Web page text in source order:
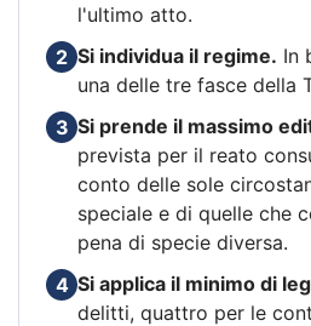
l'ultimo atto.
2 Si individua il regime. In
una delle tre fasce della
3 Si prende il massimo
prevista per il reato
conto delle sole
speciale e di quelle che
pena di specie diversa.
4 Si applica il minimo di
delitti, quattro per le